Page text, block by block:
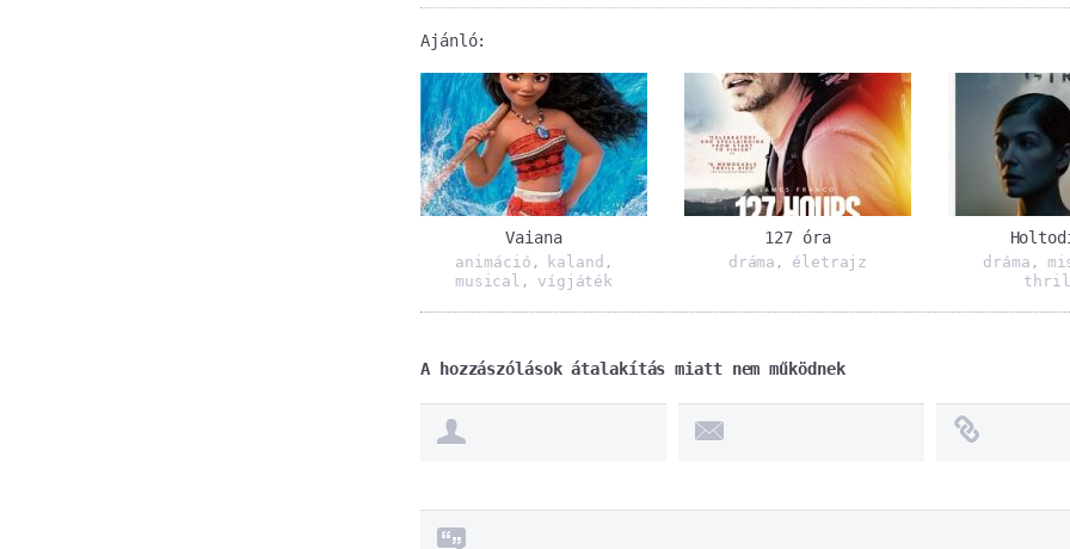
Ajánló:
Vaiana
animáció , kaland ,
musical , vígjáték
127 óra
dráma , életrajz dráma ,
A hozzászólások átalakítás miatt nem működnek